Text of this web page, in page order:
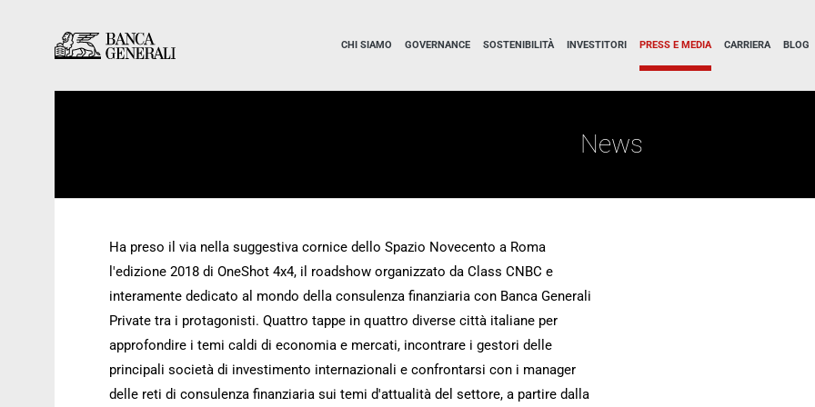
CHI SIAMO GOVERNANCE SOSTENIBILITÀ INVESTITORI PRESS E MEDIA CARRIERA BLOG
News
Ha preso il via nella suggestiva cornice dello Spazio Novecento a Roma
l'edizione 2018 di OneShot 4x4, il roadshow organizzato da Class CNBC e
interamente dedicato al mondo della consulenza finanziaria con Banca Generali
Private tra i protagonisti. Quattro tappe in quattro diverse città italiane per
approfondire i temi caldi di economia e mercati, incontrare i gestori delle
principali società di investimento internazionali e confrontarsi con i manager
delle reti di consulenza finanziaria sui temi d'attualità del settore, a partire dalla